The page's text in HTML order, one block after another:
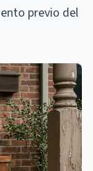
previo del